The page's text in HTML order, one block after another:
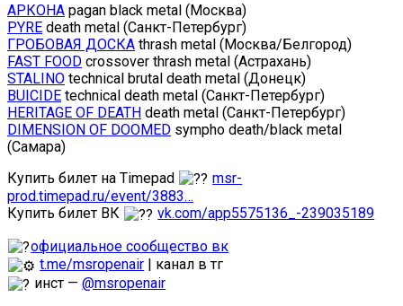
АРКОНА pagan black metal (Москва)
PYRE death metal (Санкт-Петербург)
ГРОБОВАЯ ДОСКА thrash metal (Москва/Белгород)
FAST FOOD crossover thrash metal (Астрахань)
STALINO technical brutal death metal (Донецк)
BUICIDE technical death metal (Санкт-Петербург)
HERITAGE OF DEATH death metal (Санкт-Петербург)
DIMENSION OF DOOMED sympho death/black metal
(Самара)
Купить билет на Timepad
msr-
prod.timepad.ru/event/3883…
Купить билет ВК
vk.com/app5575136_-239035189
официальное сообщество вк
t.me/msropenair | канал в тг
инст —@msropenair